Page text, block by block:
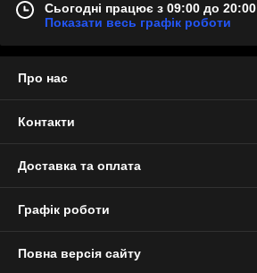
Сьогодні працює з 09:00 до 20:00
Показати весь графік роботи
Про нас
Контакти
Доставка та оплата
Графік роботи
Повна версія сайту